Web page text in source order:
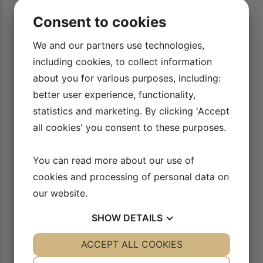
AFSPIL VIDEO
9/11
Ponydressur - programtræning I
AFSPIL VIDEO
10/11
Ponydressur - programtræning II
AFSPIL VIDEO
Playliste med alle videoer
AFSPIL VIDEO
Consent to cookies
We and our partners use technologies,
including cookies, to collect information
about you for various purposes, including:
better user experience, functionality,
statistics and marketing. By clicking 'Accept
all cookies' you consent to these purposes.
You can read more about our use of
cookies and processing of personal data on
our website.
SHOW DETAILS
YES NO YES NO
ACCEPT ALL COOKIES